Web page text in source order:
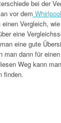
bei der
vor dem
Vergleich,
eine
eine gute
man dann für
Weg kann
finden.